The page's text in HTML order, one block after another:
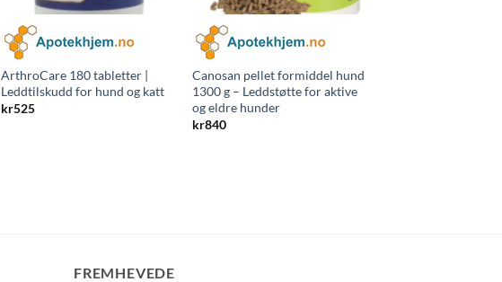
ArthroCare 180 tabletter |
Leddtilskudd for hund og katt
kr525
Canosan pellet formiddel hund
1300 g – Leddstøtte for aktive
og eldre hunder
kr840
FREMHEVEDE